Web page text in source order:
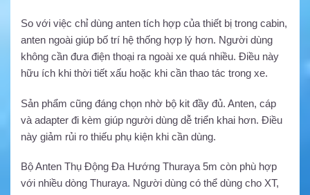
So với việc chỉ dùng anten tích hợp của thiết bị trong cabin,
anten ngoài giúp bố trí hệ thống hợp lý hơn. Người dùng
không cần đưa điện thoại ra ngoài xe quá nhiều. Điều này
hữu ích khi thời tiết xấu hoặc khi cần thao tác trong xe.
Sản phẩm cũng đáng chọn nhờ bộ kit đầy đủ. Anten, cáp
và adapter đi kèm giúp người dùng dễ triển khai hơn. Điều
này giảm rủi ro thiếu phụ kiện khi cần dùng.
Bộ Anten Thụ Động Đa Hướng Thuraya 5m còn phù hợp
với nhiều dòng Thuraya. Người dùng có thể dùng cho XT,